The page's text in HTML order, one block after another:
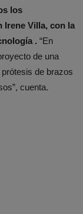
los
Irene Villa, con la
. “En
de una
de brazos
cuenta.